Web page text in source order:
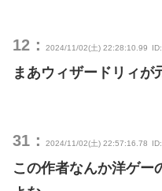
12： 2024/11/02(土) 22:28:10.99
まあウィザードリィが
31： 2024/11/02(土) 22:57:16.78
この作者なんか洋ゲー